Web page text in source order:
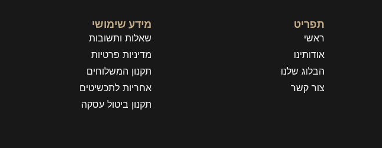
תפריט
ראשי
אודותינו
הבלוג שלנו
צור קשר
מידע שימושי
שאלות ותשובות
מדיניות פרטיות
תקנון המשלוחים
אחריות לתכשיטים
תקנון ביטול עסקה